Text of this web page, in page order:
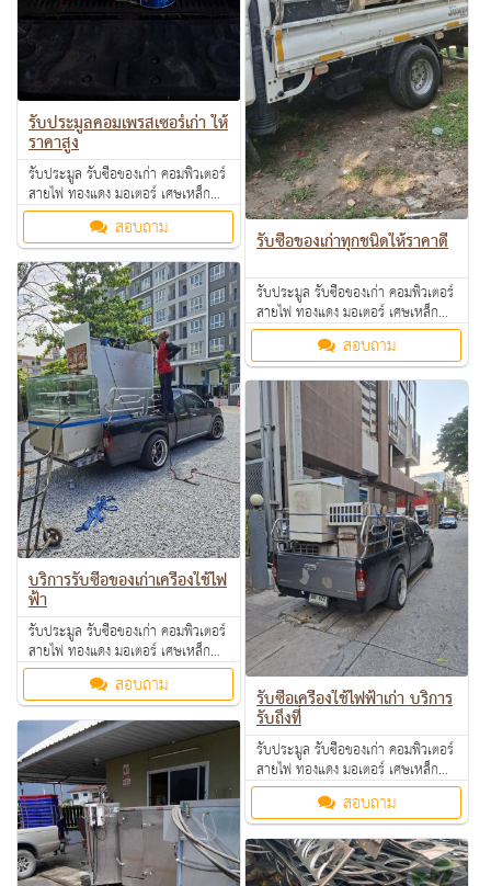
รับประมูลคอมเพรสเซอร์เก่า ให้
ราคาสูง
รับประมูล รับซื้อของเก่า คอมพิวเตอร์
สายไฟ ทองแดง มอเตอร์ เศษเหล็ก
อลูมิเนียม คอมเพรสเซอร์ แอร์เก่า
ตามโรงงาน โรงแรม อพาร์ทเม้นท์ ให้
ราคาดี คุยง่าย จ่ายคล่อง รับซื้อเงินสด
ถึงที่ สนใจทักมาสอบถามหรือส่งรูป
มาสอบถามได้ค่ะ
สอบถาม รับซื้อของเก่าทุกชนิดให้ราคาดี
รับประมูล รับซื้อของเก่า คอมพิวเตอร์
สายไฟ ทองแดง มอเตอร์ เศษเหล็ก
อลูมิเนียม คอมเพรสเซอร์ แอร์เก่า
ตามโรงงาน โรงแรม อพาร์ทเม้นท์ ให้
ราคาดี คุยง่าย จ่ายคล่อง รับซื้อเงินสด
ถึงที่ สนใจทักมาสอบถามหรือส่งรูป
มาสอบถามได้ค่ะ
สอบถาม
บริการรับซื้อของเก่าเครื่องใช้ไฟ
ฟ้า
รับประมูล รับซื้อของเก่า คอมพิวเตอร์
สายไฟ ทองแดง มอเตอร์ เศษเหล็ก
อลูมิเนียม คอมเพรสเซอร์ แอร์เก่า
ตามโรงงาน โรงแรม อพาร์ทเม้นท์ ให้
ราคาดี คุยง่าย จ่ายคล่อง รับซื้อเงินสด
ถึงที่ สนใจทักมาสอบถามหรือส่งรูป
มาสอบถามได้ค่ะ
สอบถาม รับซื้อเครื่องใช้ไฟฟ้าเก่า บริการ
รับถึงที่
รับประมูล รับซื้อของเก่า คอมพิวเตอร์
สายไฟ ทองแดง มอเตอร์ เศษเหล็ก
อลูมิเนียม คอมเพรสเซอร์ แอร์เก่า
ตามโรงงาน โรงแรม อพาร์ทเม้นท์ ให้
ราคาดี คุยง่าย จ่ายคล่อง รับซื้อเงินสด
ถึงที่ สนใจทักมาสอบถามหรือส่งรูป
มาสอบถามได้ค่ะ
สอบถาม